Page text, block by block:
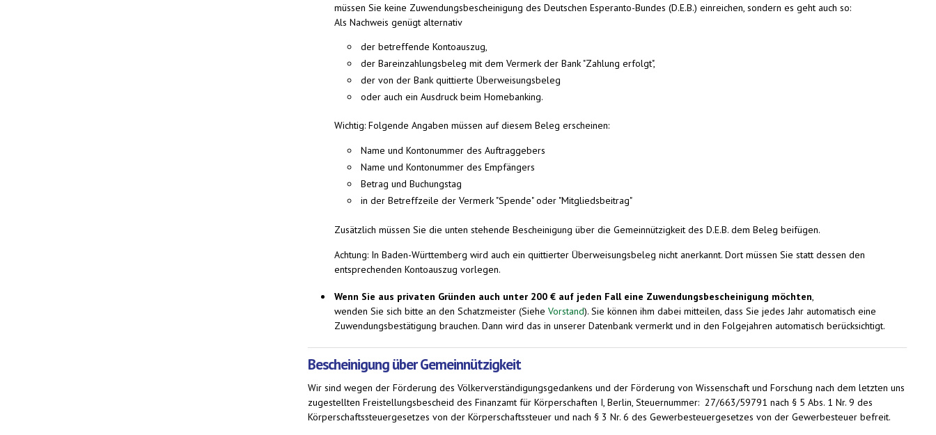
müssen Sie keine Zuwendungsbescheinigung des Deutschen Esperanto-Bundes (D.E.B.) einreichen, sondern es geht auch so:
Als Nachweis genügt alternativ
der betreffende Kontoauszug,
der Bareinzahlungsbeleg mit dem Vermerk der Bank "Zahlung erfolgt",
der von der Bank quittierte Überweisungsbeleg
oder auch ein Ausdruck beim Homebanking.
Wichtig: Folgende Angaben müssen auf diesem Beleg erscheinen:
Name und Kontonummer des Auftraggebers
Name und Kontonummer des Empfängers
Betrag und Buchungstag
in der Betreffzeile der Vermerk "Spende" oder "Mitgliedsbeitrag"
Zusätzlich müssen Sie die unten stehende Bescheinigung über die Gemeinnützigkeit des D.E.B. dem Beleg beifügen.
Achtung: In Baden-Württemberg wird auch ein quittierter Überweisungsbeleg nicht anerkannt. Dort müssen Sie statt dessen den
entsprechenden Kontoauszug vorlegen.
Wenn Sie aus privaten Gründen auch unter 200 € auf jeden Fall eine Zuwendungsbescheinigung möchten,
wenden Sie sich bitte an den Schatzmeister (Siehe Vorstand). Sie können ihm dabei mitteilen, dass Sie jedes Jahr automatisch eine
Zuwendungsbestätigung brauchen. Dann wird das in unserer Datenbank vermerkt und in den Folgejahren automatisch berücksichtigt.
Bescheinigung über Gemeinnützigkeit
Wir sind wegen der Förderung des Völkerverständigungsgedankens und der Förderung von Wissenschaft und Forschung nach dem letzten uns
zugestellten Freistellungsbescheid des Finanzamt für Körperschaften I, Berlin, Steuernummer: 27/663/59791 nach § 5 Abs. 1 Nr. 9 des
Körperschaftssteuergesetzes von der Körperschaftssteuer und nach § 3 Nr. 6 des Gewerbesteuergesetzes von der Gewerbesteuer befreit.